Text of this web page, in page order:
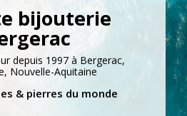
bijouterie
depuis 1997 à Bergerac,
Nouvelle-Aquitaine
& pierres du monde